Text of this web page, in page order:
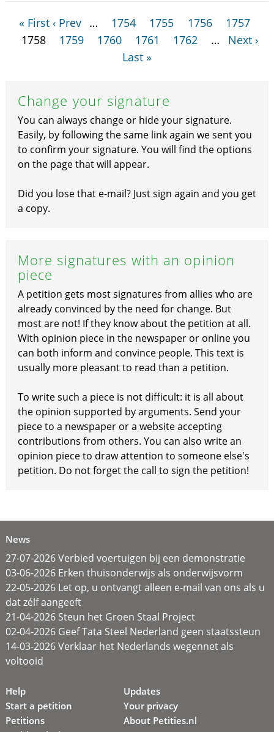
« First ‹ Prev … 1754 1755 1756
1757
1758
1759 1760 1761 1762 …
Next ›
Last »
Change your signature
You can always change or hide your signature.
Easily, by following the same link again we sent you
to confirm your signature. You will find the options
on the page that will appear.
Did you lose that e-mail? Just sign again and you get
a copy.
More signatures with an opinion
piece
A petition gets most signatures from allies who are
already convinced by the need for change. But
most are not! If they know about the petition at all.
With opinion piece in the newspaper or online you
can both inform and convince people. This text is
usually more pleasant to read than a petition.
To write such a piece is not difficult: it is all about
the opinion supported by arguments. Send your
piece to a newspaper or a website accepting
contributions from others. You can also write an
opinion piece to draw attention to someone else's
petition. Do not forget the call to sign the petition!
News
27-07-2026 Verbied voertuigen bij een demonstratie
03-06-2026 Erken thuisonderwijs als onderwijsvorm
22-05-2026 Let op, u ontvangt alleen e-mail van ons als u
dat zélf aangeeft
21-04-2026 Steun het Groen Staal Project
02-04-2026 Geef Tata Steel Nederland geen staatssteun
14-03-2026 Verklaar het Nederlands wegennet als
voltooid
Help
Start a petition
Petitions
Updates
Your privacy
About Petities.nl